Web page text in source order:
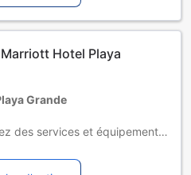
de la chambre que
conditions particulières
Hotel Playa
Grande
des services et équipements
être simplifiée grâce aux